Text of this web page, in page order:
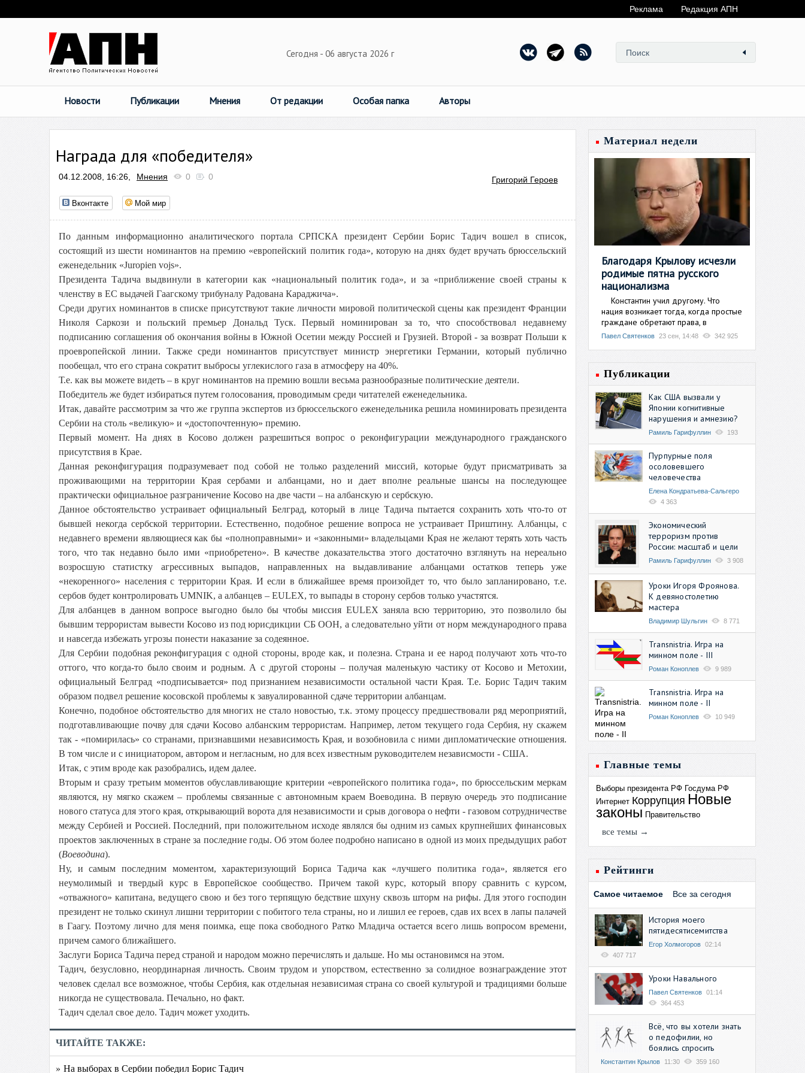
Реклама Редакция АПН
Сегодня - 06 августа 2026 г
Новости Публикации Мнения От редакции Особая папка Авторы
Награда для «победителя»
04.12.2008, 16:26, Мнения 0 0 Григорий Героев
Вконтакте Мой мир
По данным информационно аналитического портала СРПСКА президент Сербии Борис Тадич вошел в список,
состоящий из шести номинантов на премию «европейский политик года», которую на днях будет вручать брюссельский
еженедельник «Juropien vojs».
Президента Тадича выдвинули в категории как «национальный политик года», и за «приближение своей страны к
членству в ЕС выдачей Гаагскому трибуналу Радована Караджича».
Среди других номинантов в списке присутствуют такие личности мировой политической сцены как президент Франции
Николя Саркози и польский премьер Дональд Туск. Первый номинирован за то, что способствовал недавнему
подписанию соглашения об окончания войны в Южной Осетии между Россией и Грузией. Второй - за возврат Польши к
проевропейской линии. Также среди номинантов присутствует министр энергетики Германии, который публично
пообещал, что его страна сократит выбросы углекислого газа в атмосферу на 40%.
Т.е. как вы можете видеть – в круг номинантов на премию вошли весьма разнообразные политические деятели.
Победитель же будет избираться путем голосования, проводимым среди читателей еженедельника.
Итак, давайте рассмотрим за что же группа экспертов из брюссельского еженедельника решила номинировать президента
Сербии на столь «великую» и «достопочтенную» премию.
Первый момент. На днях в Косово должен разрешиться вопрос о реконфигурации международного гражданского
присутствия в Крае.
Данная реконфигурация подразумевает под собой не только разделений миссий, которые будут присматривать за
проживающими на территории Края сербами и албанцами, но и дает вполне реальные шансы на последующее
практически официальное разграничение Косово на две части – на албанскую и сербскую.
Данное обстоятельство устраивает официальный Белград, который в лице Тадича пытается сохранить хоть что-то от
бывшей некогда сербской территории. Естественно, подобное решение вопроса не устраивает Приштину. Албанцы, с
недавнего времени являющиеся как бы «полноправными» и «законными» владельцами Края не желают терять хоть часть
того, что так недавно было ими «приобретено». В качестве доказательства этого достаточно взглянуть на нереально
возросшую статистку агрессивных выпадов, направленных на выдавливание албанцами остатков теперь уже
«некоренного» населения с территории Края. И если в ближайшее время произойдет то, что было запланировано, т.е.
сербов будет контролировать UMNIK, а албанцев – EULEX, то выпады в сторону сербов только участятся.
Для албанцев в данном вопросе выгодно было бы чтобы миссия EULEX заняла всю территорию, это позволило бы
бывшим террористам вывести Косово из под юрисдикции СБ ООН, а следовательно уйти от норм международного права
и навсегда избежать угрозы понести наказание за содеянное.
Для Сербии подобная реконфигурация с одной стороны, вроде как, и полезна. Страна и ее народ получают хоть что-то
оттого, что когда-то было своим и родным. А с другой стороны – получая маленькую частику от Косово и Метохии,
официальный Белград «подписывается» под признанием независимости остальной части Края. Т.е. Борис Тадич таким
образом подвел решение косовской проблемы к завуалированной сдаче территории албанцам.
Конечно, подобное обстоятельство для многих не стало новостью, т.к. этому процессу предшествовали ряд мероприятий,
подготавливающие почву для сдачи Косово албанским террористам. Например, летом текущего года Сербия, ну скажем
так - «помирилась» со странами, признавшими независимость Края, и возобновила с ними дипломатические отношения.
В том числе и с инициатором, автором и негласным, но для всех известным руководителем независмости - США.
Итак, с этим вроде как разобрались, идем далее.
Вторым и сразу третьим моментов обуславливающие критерии «европейского политика года», по брюссельским меркам
являются, ну мягко скажем – проблемы связанные с автономным краем Воеводина. В первую очередь это подписание
нового статуса для этого края, открывающий ворота для независимости и срыв договора о нефти - газовом сотрудничестве
между Сербией и Россией. Последний, при положительном исходе являлся бы одним из самых крупнейших финансовых
проектов заключенных в стране за последние годы. Об этом более подробно написано в одной из моих предыдущих работ
(Воеводина).
Ну, и самым последним моментом, характеризующий Бориса Тадича как «лучшего политика года», является его
неумолимый и твердый курс в Европейское сообщество. Причем такой курс, который впору сравнить с курсом,
«отважного» капитана, ведущего свою и без того терпящую бедствие шхуну сквозь шторм на рифы. Для этого господин
президент не только скинул лишни территории с побитого тела страны, но и лишил ее героев, сдав их всех в лапы палачей
в Гаагу. Поэтому лично для меня поимка, еще пока свободного Ратко Младича остается всего лишь вопросом времени,
причем самого ближайшего.
Заслуги Бориса Тадича перед страной и народом можно перечислять и дальше. Но мы остановимся на этом.
Тадич, безусловно, неординарная личность. Своим трудом и упорством, естественно за солидное вознаграждение этот
человек сделал все возможное, чтобы Сербия, как отдельная независимая страна со своей культурой и традициями больше
никогда не существовала. Печально, но факт.
Тадич сделал свое дело. Тадич может уходить.
ЧИТАЙТЕ ТАКЖЕ:
» На выборах в Сербии победил Борис Тадич
Материал недели
Благодаря Крылову исчезли
родимые пятна русского
национализма
Константин учил другому. Что
нация возникает тогда, когда простые
граждане обретают права, в
Павел Святенков 23 сен, 14:48 342 925
Публикации
Как США вызвали у
Японии когнитивные
нарушения и амнезию?
Рамиль Гарифуллин 193
Пурпурные поля
осоловевшего
человечества
Елена Кондратьева-Сальгеро
4 363
Экономический
терроризм против
России: масштаб и цели
Рамиль Гарифуллин 3 908
Уроки Игоря Фроянова.
К девяностолетию
мастера
Владимир Шульгин 8 771
Transnistria. Игра на
минном поле - III
Роман Коноплев 9 989
Transnistria. Игра на
минном поле - II
Роман Коноплев 10 949
Главные темы
Выборы президента РФ Госдума РФ
Интернет Коррупция Новые
законы Правительство
все темы →
Рейтинги
Самое читаемое Все за сегодня
История моего
пятидесятисемитства
Егор Холмогоров 02:14
407 717
Уроки Навального
Павел Святенков 01:14
364 453
Всё, что вы хотели знать
о педофилии, но
боялись спросить
Константин Крылов 11:30 359 160